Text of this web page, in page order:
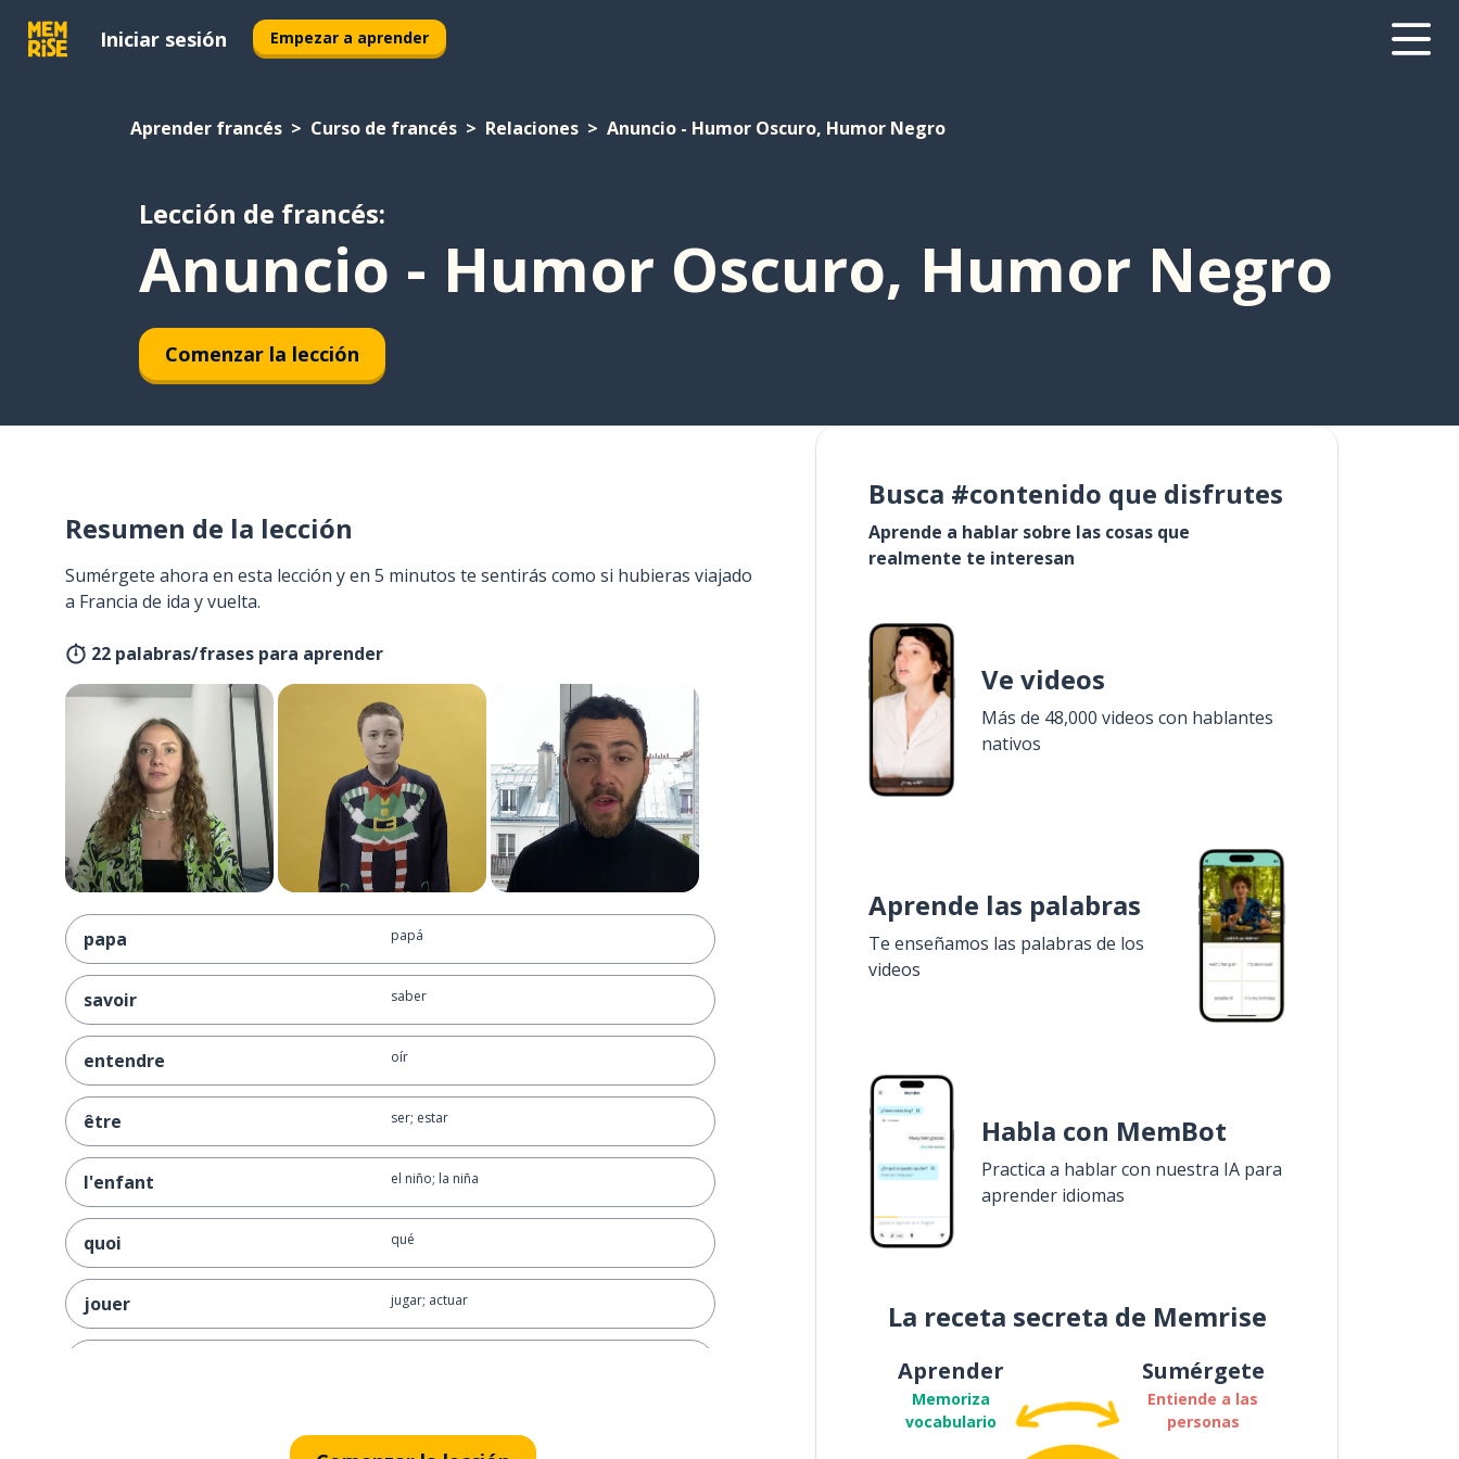
Iniciar sesión Empezar a aprender
Aprender francés Curso de francés Relaciones Anuncio - Humor Oscuro, Humor Negro
Lección de francés:
Anuncio - Humor Oscuro, Humor Negro
Comenzar la lección
Resumen de la lección
Sumérgete ahora en esta lección y en 5 minutos te sentirás como si hubieras viajado
a Francia de ida y vuelta.
22 palabras/frases para aprender
papa papá
savoir saber
entendre oír
être ser; estar
l'enfant el niño; la niña
quoi qué
jouer jugar; actuar
Busca #contenido que disfrutes
Aprende a hablar sobre las cosas que
realmente te interesan
Ve videos
Más de 48,000 videos con hablantes
nativos
Aprende las palabras
Te enseñamos las palabras de los
videos
Habla con MemBot
Practica a hablar con nuestra IA para
aprender idiomas
La receta secreta de Memrise
Aprender
Memoriza
vocabulario
Sumérgete
Entiende a las
personas